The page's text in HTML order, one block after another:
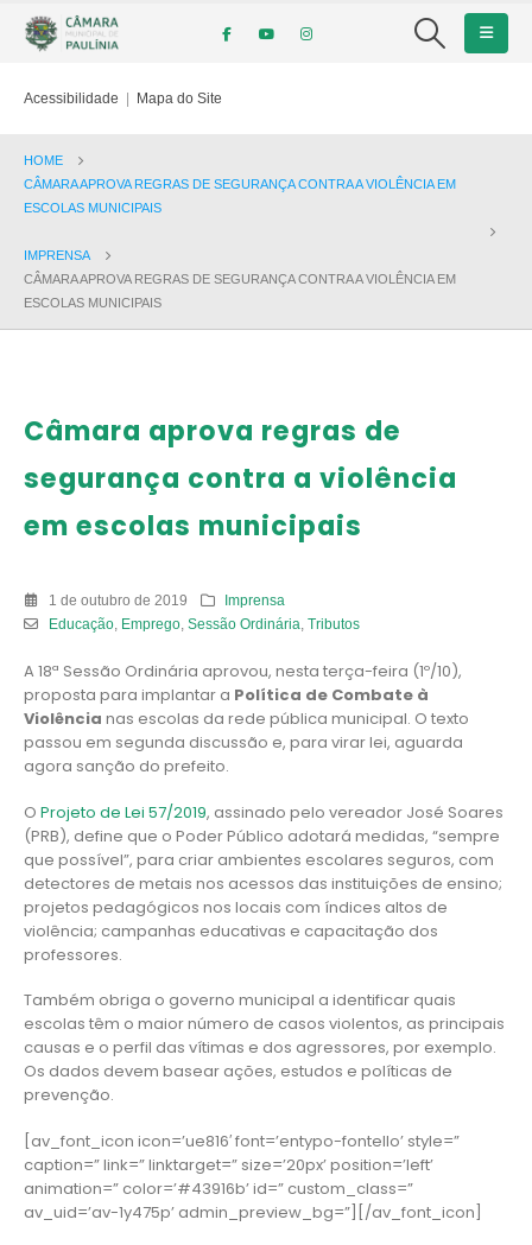
Acessibilidade | Mapa do Site
HOME
CÂMARA APROVA REGRAS DE SEGURANÇA CONTRA A VIOLÊNCIA EM
ESCOLAS MUNICIPAIS
IMPRENSA
CÂMARA APROVA REGRAS DE SEGURANÇA CONTRA A VIOLÊNCIA EM
ESCOLAS MUNICIPAIS
Câmara aprova regras de
segurança contra a violência
em escolas municipais
1 de outubro de 2019
Imprensa
Educação, Emprego, Sessão Ordinária Tributos
A 18ª Sessão Ordinária aprovou, nesta terça-feira (1º/10),
proposta para implantar a Política de Combate à
Violência nas escolas da rede pública municipal. O texto
passou em segunda discussão e, para virar lei, aguarda
agora sanção do prefeito.
O Projeto de Lei 57/2019, assinado pelo vereador José Soares
(PRB), define que o Poder Público adotará medidas, “sempre
que possível”, para criar ambientes escolares seguros, com
detectores de metais nos acessos das instituições de ensino;
projetos pedagógicos nos locais com índices altos de
violência; campanhas educativas e capacitação dos
professores.
Também obriga o governo municipal a identificar quais
escolas têm o maior número de casos violentos, as principais
causas e o perfil das vítimas e dos agressores, por exemplo.
Os dados devem basear ações, estudos e políticas de
prevenção.
[av_font_icon icon=’ue816′ font=’entypo-fontello’ style=”
caption=” link=” linktarget=” size=’20px’ position=’left’
animation=” color=’#43916b’ id=” custom_class=”
av_uid=’av-1y475p’ admin_preview_bg=”][/av_font_icon]